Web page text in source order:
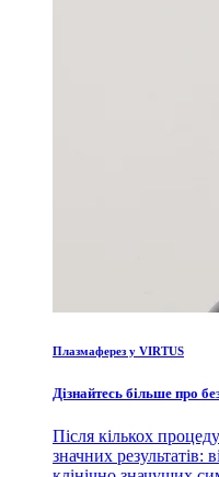
Плазмаферез у VIRTUS
Дізнайтесь більше про
Після кількох
значних